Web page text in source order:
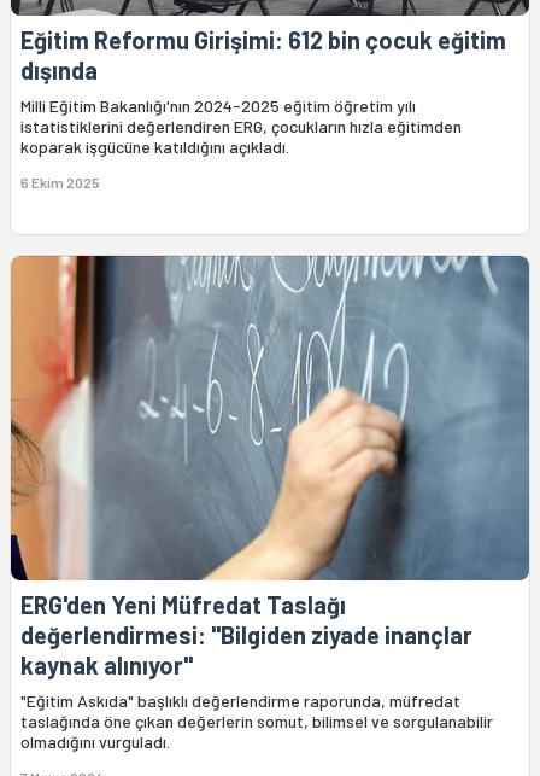
Eğitim Reformu Girişimi: 612 bin çocuk eğitim
dışında
Milli Eğitim Bakanlığı'nın 2024-2025 eğitim öğretim yılı
istatistiklerini değerlendiren ERG, çocukların hızla eğitimden
koparak işgücüne katıldığını açıkladı.
6 Ekim 2025
ERG'den Yeni Müfredat Taslağı
değerlendirmesi: "Bilgiden ziyade inançlar
kaynak alınıyor"
"Eğitim Askıda" başlıklı değerlendirme raporunda, müfredat
taslağında öne çıkan değerlerin somut, bilimsel ve sorgulanabilir
olmadığını vurguladı.